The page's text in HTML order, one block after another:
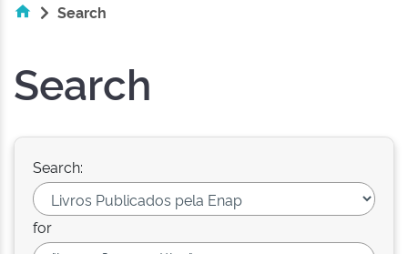
Search
Search
Search:
for